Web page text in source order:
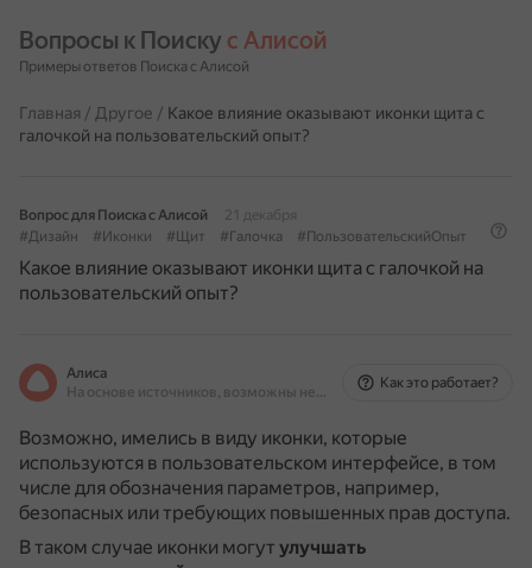
Вопросы к Поиску с Алисой
Примеры ответов Поиска с Алисой
Главная / Другое / Какое влияние оказывают иконки щита с
галочкой на пользовательский опыт?
Вопрос для Поиска с Алисой
21 декабря
#Дизайн
#Иконки #Щит #Галочка #ПользовательскийОпыт
Какое влияние оказывают иконки щита с галочкой на
пользовательский опыт?
Алиса
На основе источников, возможны неточности
Как это работает?
Возможно, имелись в виду иконки, которые
используются в пользовательском интерфейсе, в том
числе для обозначения параметров, например,
безопасных или требующих повышенных прав доступа.
В таком случае иконки могут улучшать